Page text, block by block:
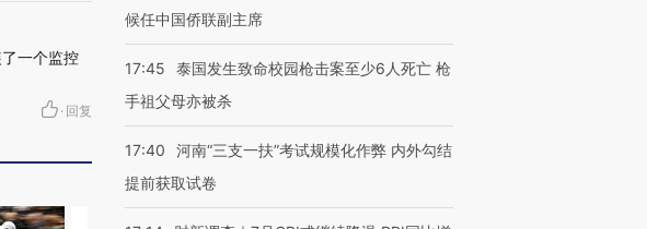
一个监控
· 回复
候任中国侨联副主席
17:45
泰国发生致命校园枪击案至少6人死亡 枪
手祖父母亦被杀
17:40
河南“三支一扶”考试规模化作弊 内外勾结
提前获取试卷